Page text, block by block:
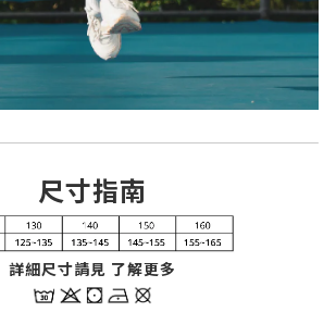
尺寸指南
詳細尺寸請見 了解更多